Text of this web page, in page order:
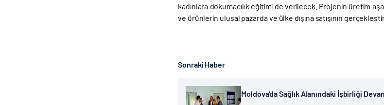
kadınlara dokumacılık eğitimi de verilecek. Projenin üretim
ve ürünlerin ulusal pazarda ve ülke dışına satışının
Sonraki Haber
Moldova'da Sağlık Alanındaki İşbirliği